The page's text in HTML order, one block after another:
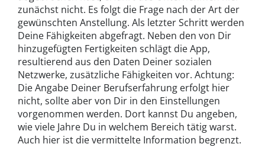
zunächst nicht. Es folgt die Frage nach der Art der
gewünschten Anstellung. Als letzter Schritt werden
Deine Fähigkeiten abgefragt. Neben den von Dir
hinzugefügten Fertigkeiten schlägt die App,
resultierend aus den Daten Deiner sozialen
Netzwerke, zusätzliche Fähigkeiten vor. Achtung:
Die Angabe Deiner Berufserfahrung erfolgt hier
nicht, sollte aber von Dir in den Einstellungen
vorgenommen werden. Dort kannst Du angeben,
wie viele Jahre Du in welchem Bereich tätig warst.
Auch hier ist die vermittelte Information begrenzt.